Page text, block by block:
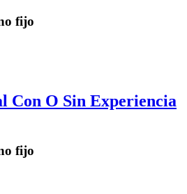
fijo
Con O Sin Experiencia
fijo